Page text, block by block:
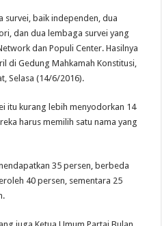
survei, baik independen, dua
dan dua lembaga survei yang
dan Populi Center. Hasilnya
di Gedung Mahkamah Konstitusi,
Selasa (14/6/2016).
itu kurang lebih menyodorkan 14
harus memilih satu nama yang
35 persen, berbeda
40 persen, sementara 25